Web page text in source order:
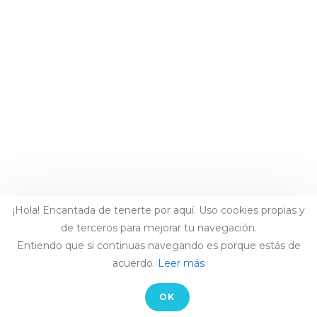
¡Hola! Encantada de tenerte por aquí. Uso cookies propias y
de terceros para mejorar tu navegación.
Entiendo que si continuas navegando es porque estás de
acuerdo. Leer más
OK